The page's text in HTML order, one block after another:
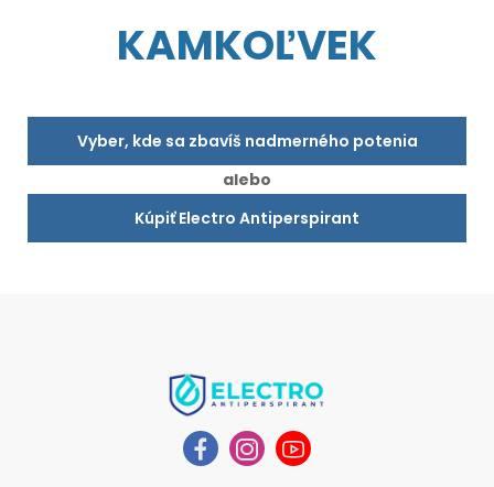
KAMKOĽVEK
Vyber, kde sa zbavíš nadmerného potenia
alebo
Kúpiť Electro Antiperspirant